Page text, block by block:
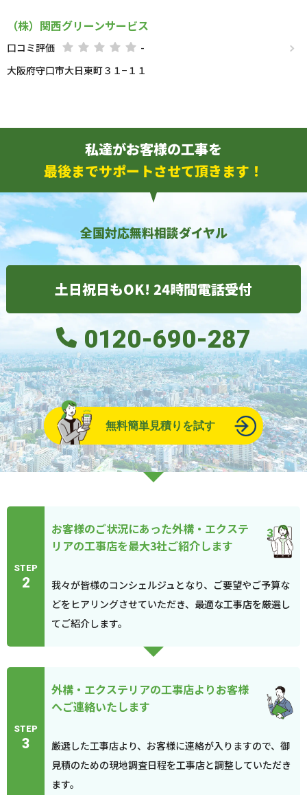
（株）関西グリーンサービス
口コミ評価
-
大阪府守口市大日東町３１−１１
私達がお客様の工事を
最後までサポートさせて頂きます！
全国対応無料相談ダイヤル
土日祝日もOK! 24時間電話受付
0120-690-287
無料簡単見積りを試す
STEP
2
お客様のご状況にあった外構・エクステ
リアの工事店を最大3社ご紹介します
我々が皆様のコンシェルジュとなり、ご要望やご予算な
どをヒアリングさせていただき、最適な工事店を厳選し
てご紹介します。
STEP
3
外構・エクステリアの工事店よりお客様
へご連絡いたします
厳選した工事店より、お客様に連絡が入りますので、御
見積のための現地調査日程を工事店と調整していただき
ます。